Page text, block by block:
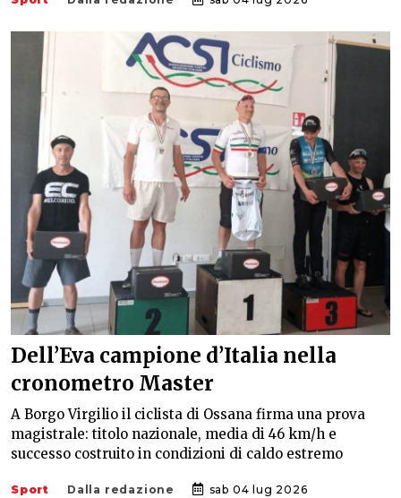
Dell’Eva campione d’Italia nella
cronometro Master
A Borgo Virgilio il ciclista di Ossana firma una prova
magistrale: titolo nazionale, media di 46 km/h e
successo costruito in condizioni di caldo estremo
Sport Dalla redazione sab 04 lug 2026